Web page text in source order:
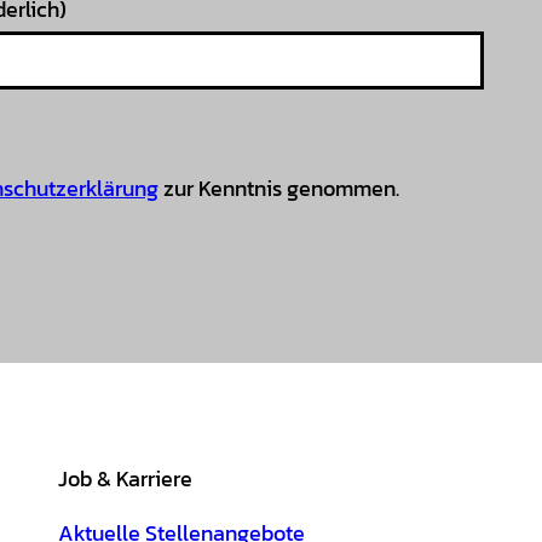
zur Kenntnis genommen.
Job & Karriere
Aktuelle Stellenangebote